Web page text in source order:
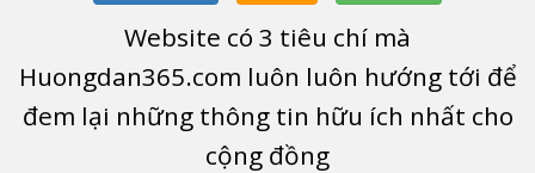
Website có 3 tiêu chí mà
Huongdan365.com luôn luôn hướng tới để
đem lại những thông tin hữu ích nhất cho
cộng đồng